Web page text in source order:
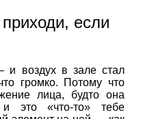
если
воздух в зале стал
громко. Потому что
лица, будто она
это «что-то» тебе